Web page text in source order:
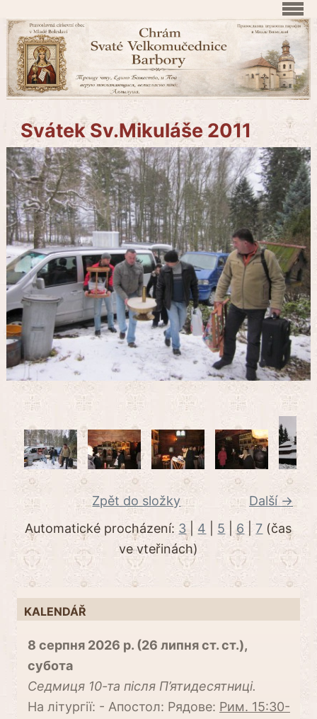
Svátek Sv.Mikuláše 2011
Další →
Zpět do složky
Automatické procházení: 3 4 5 |6 7 (čas
ve vteřinách)
KALENDÁŘ
8 серпня 2026 р. (26 липня ст. ст.),
субота
Cедмиця 10-та після П’ятидесятниці.
На літургії: - Апостол: Рядове: Рим. 15:30-